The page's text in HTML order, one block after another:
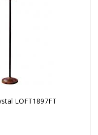
LOFT1897FT